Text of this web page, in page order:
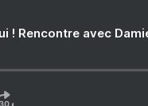
! Rencontre avec